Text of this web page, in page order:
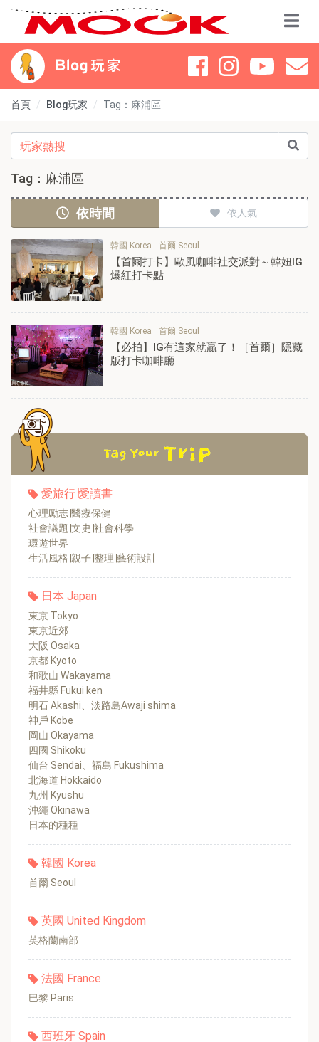
首頁 Blog玩家 Tag：麻浦區
Tag：麻浦區
依時間 依人氣
韓國 Korea 首爾 Seoul
【首爾打卡】歐風咖啡社交派對～韓妞IG
爆紅打卡點
韓國 Korea 首爾 Seoul
【必拍】IG有這家就贏了！［首爾］隱藏
版打卡咖啡廳
愛旅行∣愛讀書
心理勵志∣醫療保健
社會議題∣文史∣社會科學
環遊世界
生活風格∣親子∣整理∣藝術設計
日本 Japan
東京 Tokyo
東京近郊
大阪 Osaka
京都 Kyoto
和歌山 Wakayama
福井縣 Fukui ken
明石 Akashi、淡路島Awaji shima
神戶 Kobe
岡山 Okayama
四國 Shikoku
仙台 Sendai、福島 Fukushima
北海道 Hokkaido
九州 Kyushu
沖繩 Okinawa
日本的種種
韓國 Korea
首爾 Seoul
英國 United Kingdom
英格蘭南部
法國 France
巴黎 Paris
西班牙 Spain